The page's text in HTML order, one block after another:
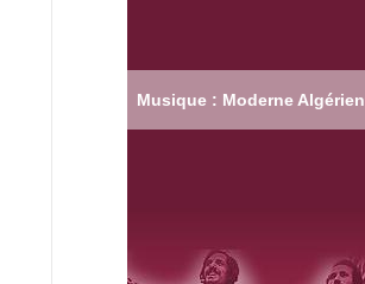
Musique : Moderne Algérien